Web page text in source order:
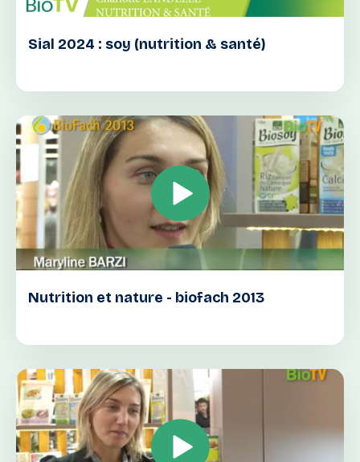
Sial 2024 : soy (nutrition & santé)
Nutrition et nature - biofach 2013